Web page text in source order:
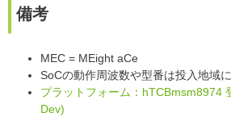
備考
MEC = MEight aCe
SoCの動作周波数や型番は投入地域
プラットフォーム：hTCBmsm8974
Dev)